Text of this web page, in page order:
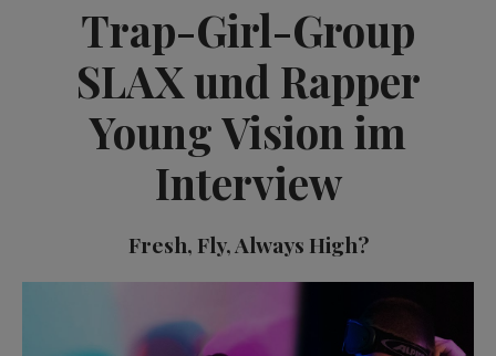
Trap-Girl-Group
SLAX und Rapper
Young Vision im
Interview
Fresh, Fly, Always High?